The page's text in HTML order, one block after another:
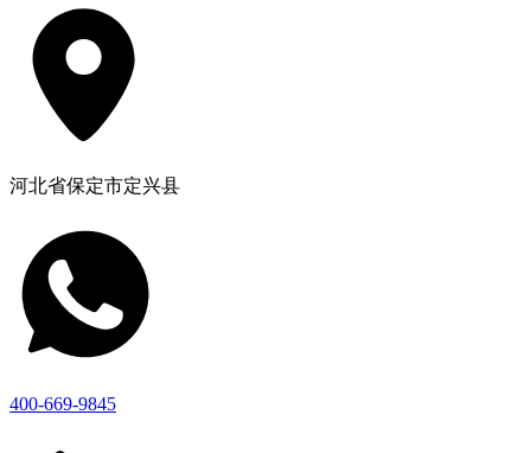
河北省保定市定兴县
400-669-9845